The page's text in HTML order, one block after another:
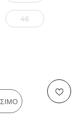
46